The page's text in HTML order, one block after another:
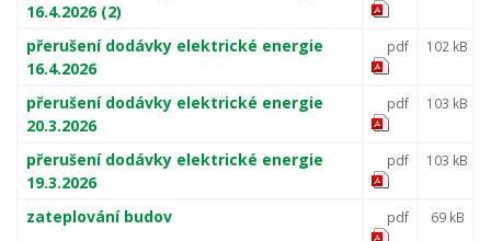
16.4.2026 (2)
přerušení dodávky elektrické energie
16.4.2026
pdf 102 kB
přerušení dodávky elektrické energie
20.3.2026
pdf 103 kB
přerušení dodávky elektrické energie
19.3.2026
pdf 103 kB
zateplování budov pdf 69 kB